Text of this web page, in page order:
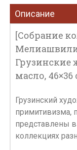
Описание
[Собрание
Мелиашвили
Грузинские
масло, 46×36
Грузинский
примитивизма,
представлены
коллекциях